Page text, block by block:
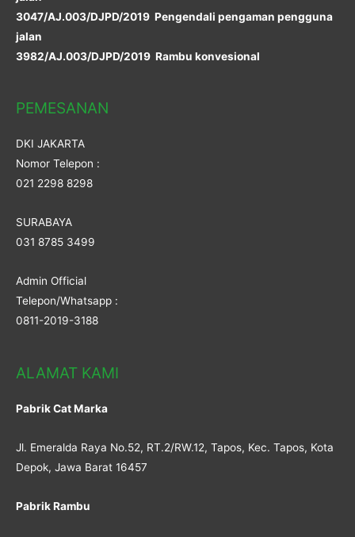
3047/AJ.003/DJPD/2019 Pengendali pengaman pengguna
jalan
3982/AJ.003/DJPD/2019 Rambu konvesional
PEMESANAN
DKI JAKARTA
Nomor Telepon :
021 2298 8298
SURABAYA
031 8785 3499
Admin Official
Telepon/Whatsapp :
0811-2019-3188
ALAMAT KAMI
Pabrik Cat Marka
Jl. Emeralda Raya No.52, RT.2/RW.12, Tapos, Kec. Tapos, Kota
Depok, Jawa Barat 16457
Pabrik Rambu